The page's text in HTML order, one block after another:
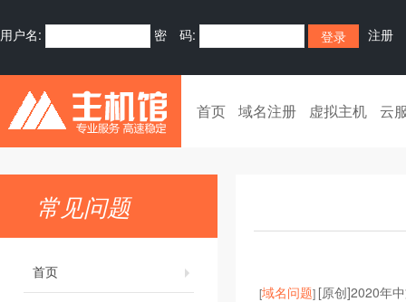
用户名: 密 码: 注册
首页 域名注册 虚拟主机 云
常见问题
首页
[域名问题] [原创]2020年